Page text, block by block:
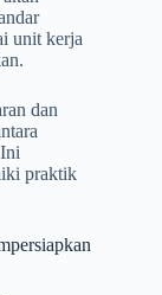
unit kerja
dan
praktik